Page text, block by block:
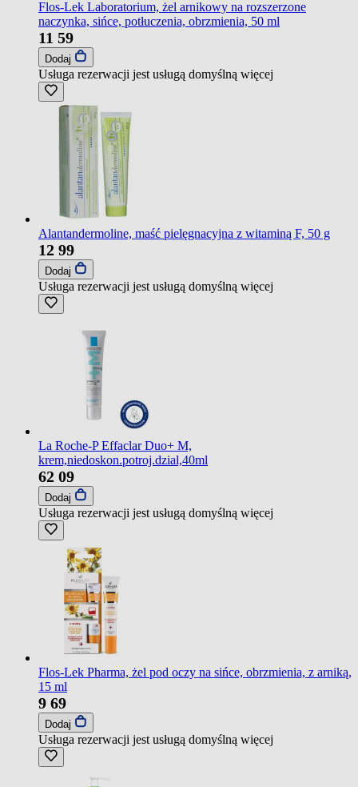
Flos-Lek Laboratorium, żel arnikowy na rozszerzone
naczynka, sińce, potłuczenia, obrzmienia, 50 ml
11 59
Dodaj
Usługa rezerwacji jest usługą domyślną więcej
Alantandermoline, maść pielęgnacyjna z witaminą F, 50 g
12 99
Dodaj
Usługa rezerwacji jest usługą domyślną więcej
La Roche-P Effaclar Duo+ M,
krem,niedoskon.potroj.dzial,40ml
62 09
Dodaj
Usługa rezerwacji jest usługą domyślną więcej
Flos-Lek Pharma, żel pod oczy na sińce, obrzmienia, z arniką,
15 ml
9 69
Dodaj
Usługa rezerwacji jest usługą domyślną więcej